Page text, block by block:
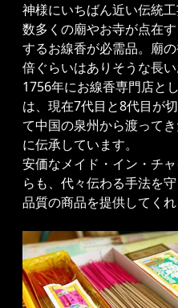
神様にいちばん近い伝統
数多くの廟やお寺が点在
するお線香が必需品。廟
倍ぐらいはありそうな長い
1756年にお線香専門店と
は、現在7代目と8代目が
て中国の泉州から渡って
に伝承しています。
安価なメイド・イン・チ
らも、代々伝わる手法を
品質の商品を提供してくれ